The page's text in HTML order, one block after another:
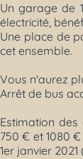
Un garage de
électricité,
Une place de
cet ensemble.
Vous n'aurez
Arrêt de bus
Estimation
750 € et 1080
1er janvier